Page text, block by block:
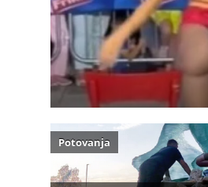
Potovanja